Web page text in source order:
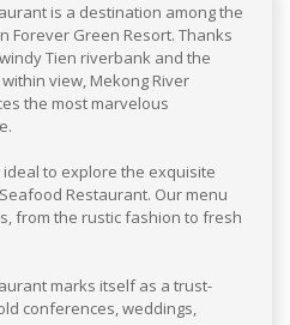
is a destination among the
Forever Green Resort. Thanks
Tien riverbank and the
view, Mekong River
the most marvelous
to explore the exquisite
Restaurant. Our menu
from the rustic fashion to fresh
marks itself as a trust-
conferences, weddings,